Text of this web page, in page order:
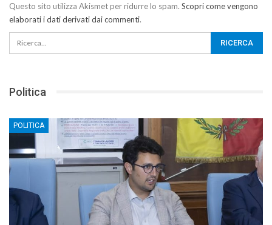
Questo sito utilizza Akismet per ridurre lo spam. Scopri come vengono
elaborati i dati derivati dai commenti.
Politica
POLITICA